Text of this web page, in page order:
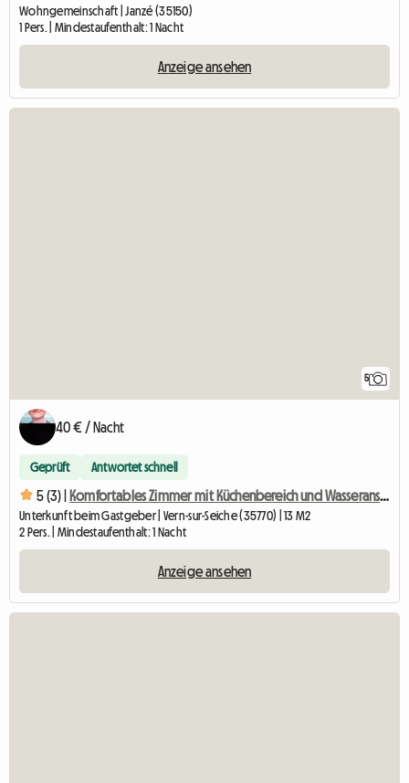
Wohngemeinschaft | Janzé (35150)
1 Pers. | Mindestaufenthalt: 1 Nacht
Anzeige ansehen
5
40 € / Nacht
Geprüft Antwortet schnell
5 (3) | Komfortables Zimmer mit Küchenbereich und Wasseranschluss
Unterkunft beim Gastgeber | Vern-sur-Seiche (35770) | 13 M2
2 Pers. | Mindestaufenthalt: 1 Nacht
Anzeige ansehen